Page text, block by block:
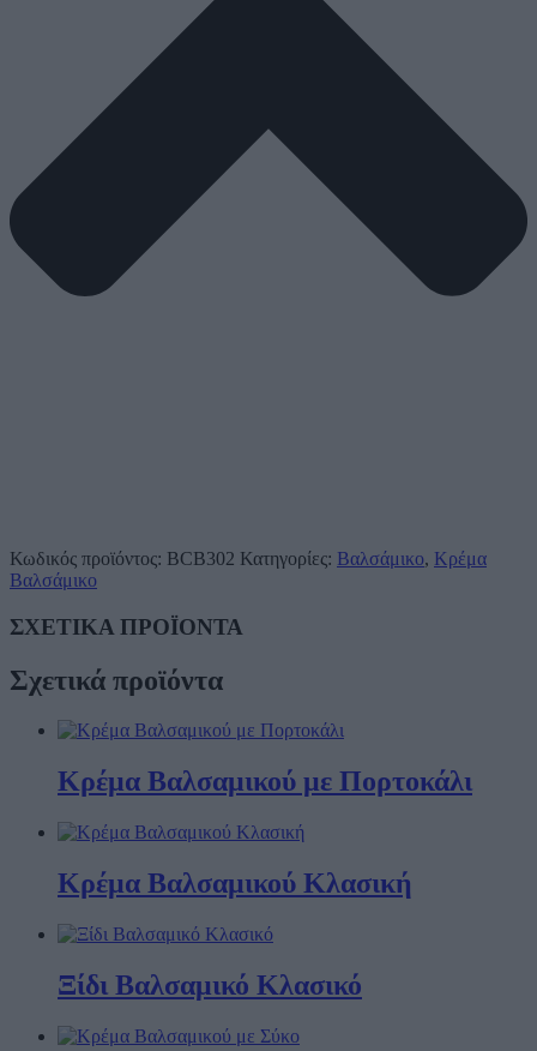
Κωδικός προϊόντος: BCB302 Κατηγορίες: Βαλσάμικο, Κρέμα
Βαλσάμικο
ΣΧΕΤΙΚΑ ΠΡΟΪΟΝΤΑ
Σχετικά προϊόντα
Κρέμα Βαλσαμικού με Πορτοκάλι
Κρέμα Βαλσαμικού Κλασική
Ξίδι Βαλσαμικό Κλασικό